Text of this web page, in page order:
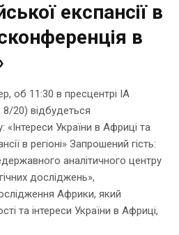
експансії в
в
об 11:30 в пресцентрі ІА
20) відбудеться
України в Африці та
в регіоні» Запрошений гість:
аналітичного центру
досліджень»,
Африки, який
та інтереси України в Африці,